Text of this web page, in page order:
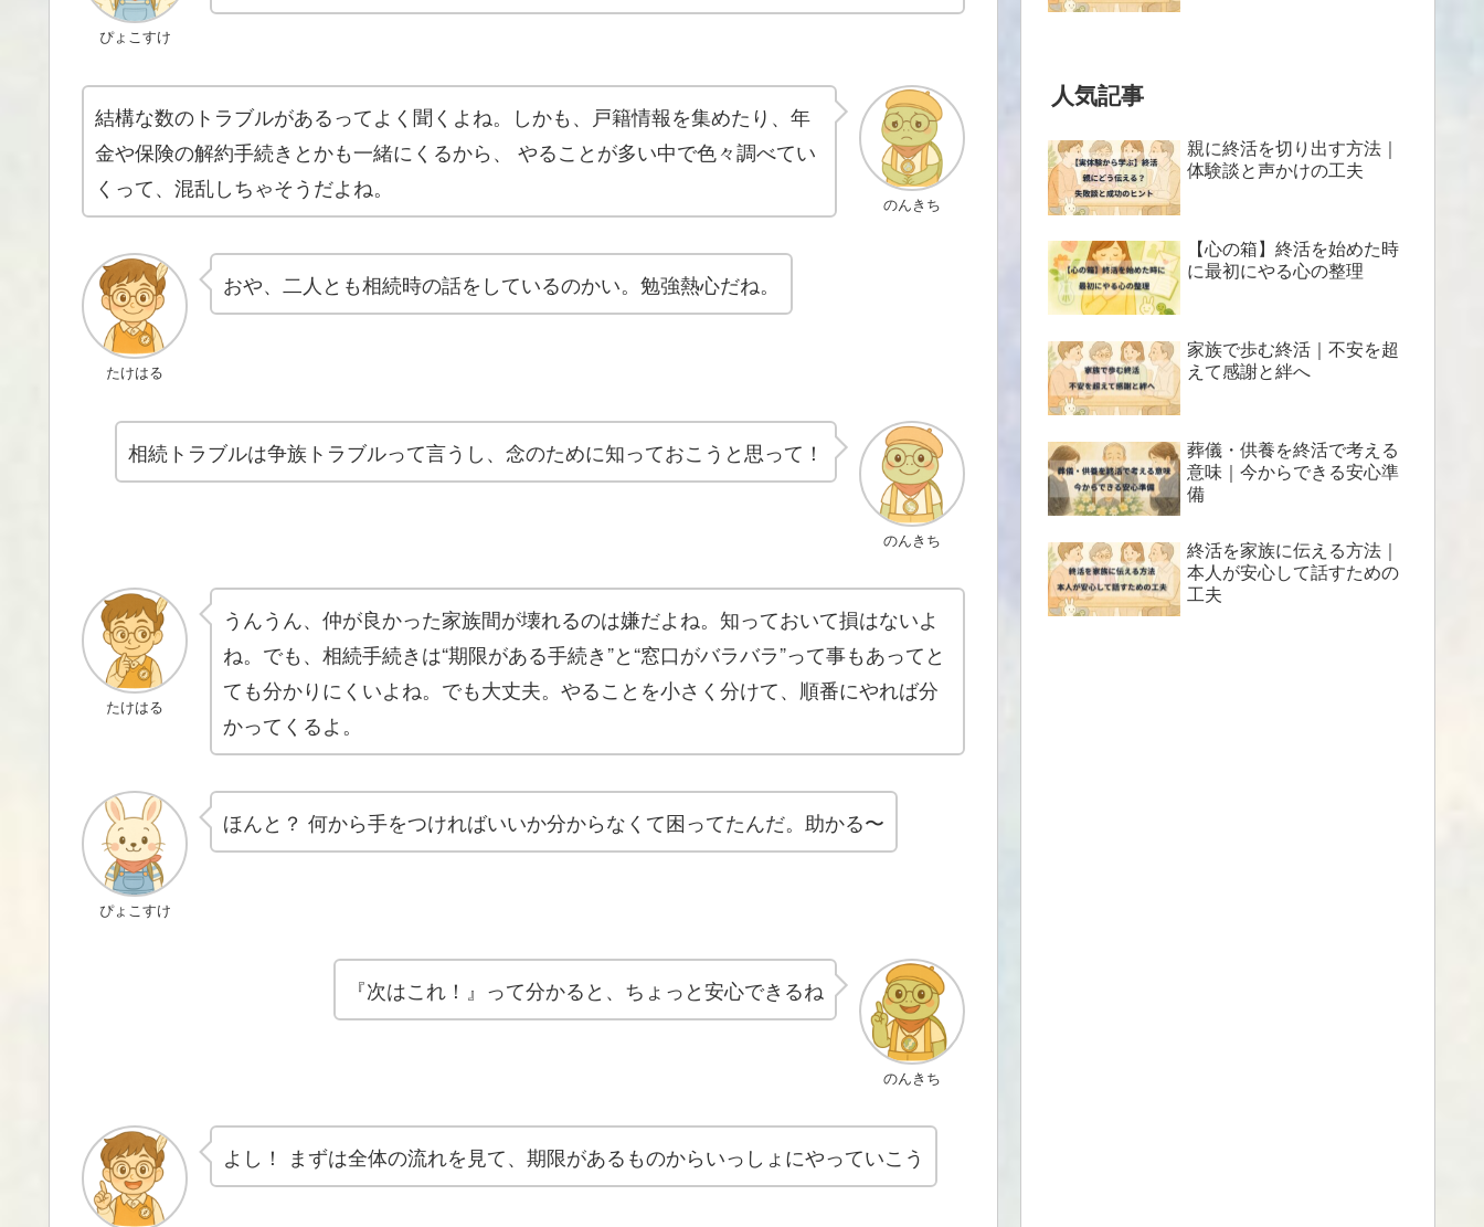
ぴょこすけ
のんきち
結構な数のトラブルがあるってよく聞くよね。しかも、戸籍情報を集めたり、年
金や保険の解約手続きとかも一緒にくるから、 やることが多い中で色々調べてい
くって、混乱しちゃそうだよね。
たけはる
おや、二人とも相続時の話をしているのかい。勉強熱心だね。
のんきち
相続トラブルは争族トラブルって言うし、念のために知っておこうと思って！
たけはる
うんうん、仲が良かった家族間が壊れるのは嫌だよね。知っておいて損はないよ
ね。でも、相続手続きは“期限がある手続き”と“窓口がバラバラ”って事もあってと
ても分かりにくいよね。でも大丈夫。やることを小さく分けて、順番にやれば分
かってくるよ。
ぴょこすけ
ほんと？ 何から手をつければいいか分からなくて困ってたんだ。助かる〜
のんきち
『次はこれ！』って分かると、ちょっと安心できるね
よし！ まずは全体の流れを見て、期限があるものからいっしょにやっていこう
人気記事
親に終活を切り出す方法｜
体験談と声かけの工夫
【心の箱】終活を始めた時
に最初にやる心の整理
家族で歩む終活｜不安を超
えて感謝と絆へ
葬儀・供養を終活で考える
意味｜今からできる安心準
備
終活を家族に伝える方法｜
本人が安心して話すための
工夫